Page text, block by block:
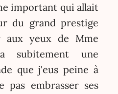
important qui allait
du grand prestige
aux yeux de Mme
subitement une
que j'eus peine à
embrasser ses